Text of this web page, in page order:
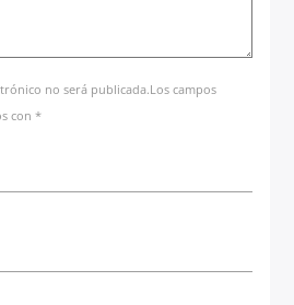
no será publicada.Los campos
con *